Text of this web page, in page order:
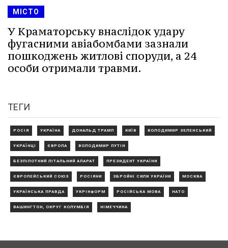
МІСТО
У Краматорську внаслідок удару
фугасними авіабомбами зазнали
пошкоджень житлові споруди, а 24
особи отримали травми.
ТЕГИ
РОСІЯ УКРАЇНА ДОНАЛЬД ТРАМП КИЇВ ВОЛОДИМИР ЗЕЛЕНСЬКИЙ
УКРАЇНЦІ ЄВРОПА ВОЛОДИМИР ПУТІН
БЕЗПІЛОТНИЙ ЛІТАЛЬНИЙ АПАРАТ ПРЕЗИДЕНТ УКРАЇНИ
ЄВРОПЕЙСЬКИЙ СОЮЗ РОСІЯНИ ЗБРОЙНІ СИЛИ УКРАЇНИ МОСКВА
УКРАЇНСЬКА ПРАВДА УКРІНФОРМ РОСІЙСЬКА МОВА НАТО
ВАШИНГТОН, ОКРУГ КОЛУМБІЯ НІМЕЧЧИНА